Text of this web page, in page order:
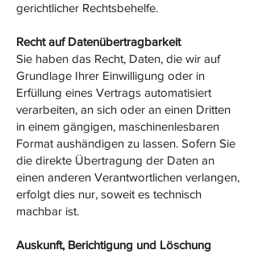
gerichtlicher Rechtsbehelfe.
Recht auf Daten­übertrag­barkeit
Sie haben das Recht, Daten, die wir auf
Grundlage Ihrer Einwilligung oder in
Erfüllung eines Vertrags automatisiert
verarbeiten, an sich oder an einen Dritten
in einem gängigen, maschinenlesbaren
Format aushändigen zu lassen. Sofern Sie
die direkte Übertragung der Daten an
einen anderen Verantwortlichen verlangen,
erfolgt dies nur, soweit es technisch
machbar ist.
Auskunft, Berichtigung und Löschung